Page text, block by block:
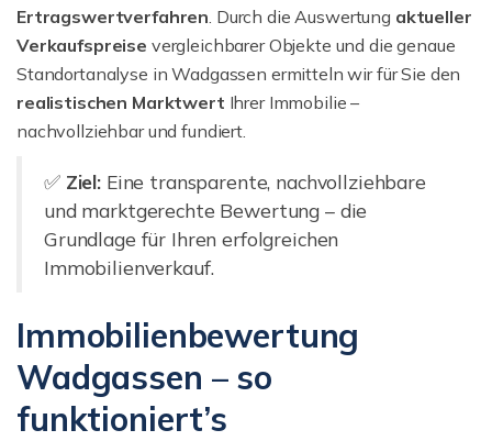
Ertragswertverfahren. Durch die Auswertung aktueller
Verkaufspreise vergleichbarer Objekte und die genaue
Standortanalyse in Wadgassen ermitteln wir für Sie den
realistischen Marktwert Ihrer Immobilie –
nachvollziehbar und fundiert.
✅ Ziel: Eine transparente, nachvollziehbare
und marktgerechte Bewertung – die
Grundlage für Ihren erfolgreichen
Immobilienverkauf.
Immobilienbewertung
Wadgassen – so
funktioniert’s